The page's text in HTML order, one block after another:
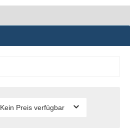
Kein Preis verfügbar